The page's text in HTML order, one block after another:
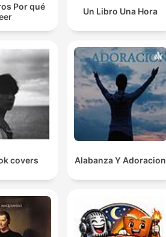
Por qué
Un Libro Una Hora
covers Alabanza Y Adoracion